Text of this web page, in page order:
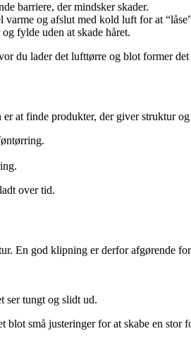
barriere, der mindsker skader.
og afslut med kold luft for at
fylde uden at skade håret.
du lader det lufttørre og blot former
at finde produkter, der giver struktur
over tid.
En god klipning er derfor afgørende
ser tungt og slidt ud.
små justeringer for at skabe en stor